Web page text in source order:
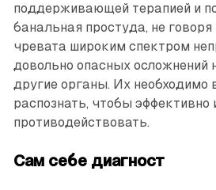
поддерживающей терапией и
банальная простуда, не говоря
чревата широким спектром
довольно опасных осложнений
другие органы. Их необходимо
распознать, чтобы эффективно
противодействовать.
Сам себе диагност